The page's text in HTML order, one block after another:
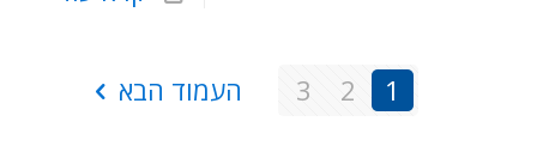
1
2
3 העמוד הבא